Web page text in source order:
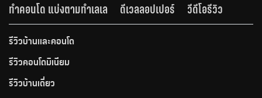
ทำคอนโด แบ่งตามทำเลเล
ดีเวลลอปเปอร์ วีดีโอรีวิว
รีวิวบ้านและคอนโด
รีวิวคอนโดมิเนียม
รีวิวบ้านเดี่ยว